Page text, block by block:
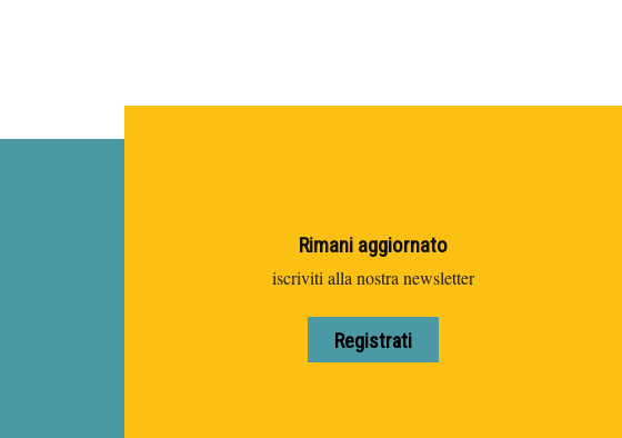
Rimani aggiornato
iscriviti alla nostra newsletter
Registrati